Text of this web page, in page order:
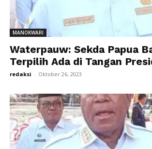
MANOKWARI
Waterpauw: Sekda Papua
Terpilih Ada di Tangan
redaksi - Oktober 26, 2023